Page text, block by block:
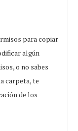
para copiar
algún
o no sabes
carpeta, te
de los